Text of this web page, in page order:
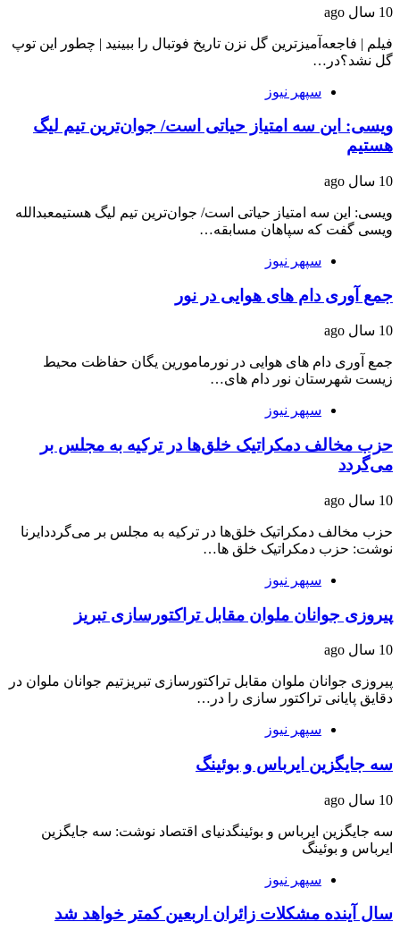
10 سال ago
فیلم | فاجعه‌آمیزترین گل نزن تاریخ فوتبال را ببینید | چطور این توپ
گل نشد؟در…
سپهر نیوز
ویسی: این سه امتیاز حیاتی است/ جوان‌ترین تیم لیگ
هستیم
10 سال ago
ویسی: این سه امتیاز حیاتی است/ جوان‌ترین تیم لیگ هستیمعبدالله
ویسی گفت که سپاهان مسابقه…
سپهر نیوز
جمع آوری دام های هوایی در نور
10 سال ago
جمع آوری دام های هوایی در نورمامورین یگان حفاظت محیط
زیست شهرستان نور دام های…
سپهر نیوز
حزب مخالف دمکراتیک خلق‌ها در ترکیه به مجلس بر
می‌گردد
10 سال ago
حزب مخالف دمکراتیک خلق‌ها در ترکیه به مجلس بر می‌گرددایرنا
نوشت: حزب دمکراتیک خلق ها…
سپهر نیوز
پیروزی جوانان ملوان مقابل تراکتورسازی تبریز
10 سال ago
پیروزی جوانان ملوان مقابل تراکتورسازی تبریزتیم جوانان ملوان در
دقایق پایانی تراکتور سازی را در…
سپهر نیوز
سه جایگزین ایرباس و بوئینگ
10 سال ago
سه جایگزین ایرباس و بوئینگدنیای اقتصاد نوشت: سه جایگزین
ایرباس و بوئینگ
سپهر نیوز
سال آینده مشکلات زائران اربعین کمتر خواهد شد